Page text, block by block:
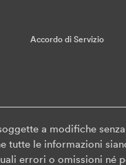
Accordo di Servizio
a modifiche senza
tutte le informazioni
errori o omissioni né